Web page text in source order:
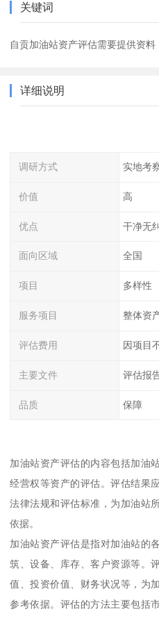
关键词
自贡加油站资产评估需要提供资料
详细说明
调研方式 实地考
价值 高
优点 干净无
面向区域 全国
项目 多样性
服务项目 整体资
评估费用 因项目
主要文件 评估报
品质 保障
加油站资产评估的内容包括加油
经营权等资产的评估。评估结果
法律法规和评估标准，为加油站
依据。
加油站资产评估是指对加油站的
筑、设备、库存、客户资源等。
值、投资价值、财务状况等，为
参考依据。评估的方法主要包括